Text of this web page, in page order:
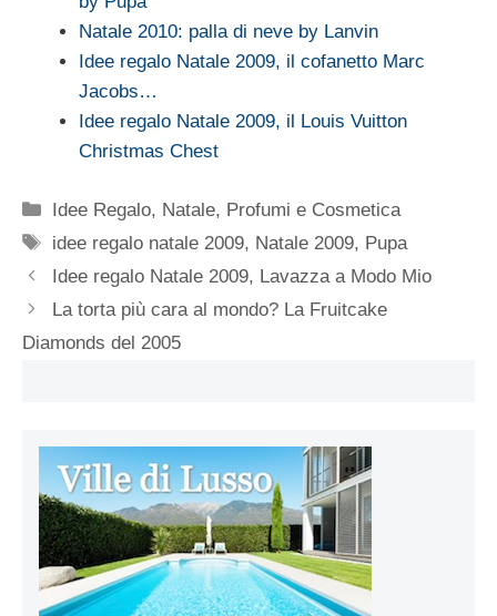
Natale 2010: palla di neve by Lanvin
Idee regalo Natale 2009, il cofanetto Marc
Jacobs…
Idee regalo Natale 2009, il Louis Vuitton
Christmas Chest
Categorie
Idee Regalo, Natale, Profumi e Cosmetica
Tag
idee regalo natale 2009, Natale 2009, Pupa
Idee regalo Natale 2009, Lavazza a Modo Mio
La torta più cara al mondo? La Fruitcake
Diamonds del 2005